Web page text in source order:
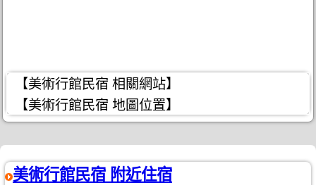
【美術行館民宿 相關網站】
【美術行館民宿 地圖位置】
美術行館民宿 附近住宿